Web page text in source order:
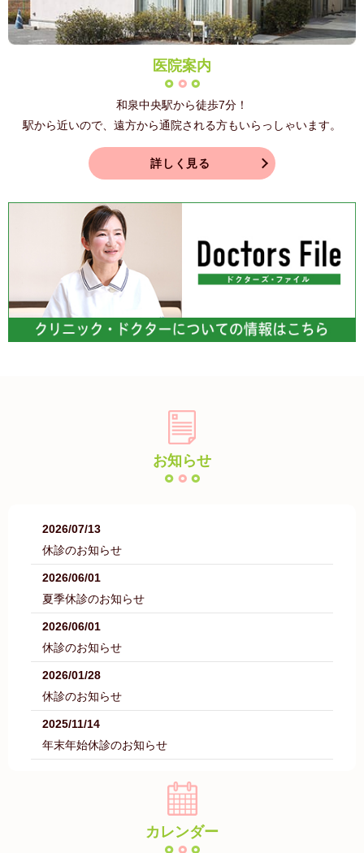
医院案内
和泉中央駅から徒歩7分！
駅から近いので、遠方から通院される方もいらっしゃいます。
詳しく見る
お知らせ
2026/07/13
休診のお知らせ
2026/06/01
夏季休診のお知らせ
2026/06/01
休診のお知らせ
2026/01/28
休診のお知らせ
2025/11/14
年末年始休診のお知らせ
カレンダー